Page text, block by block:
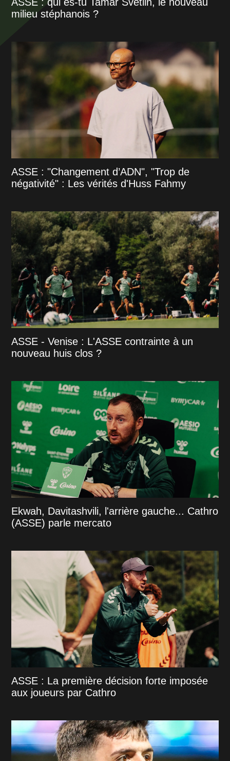
milieu stéphanois ?
ASSE : "Changement d’ADN", "Trop de
négativité" : Les vérités d'Huss Fahmy
ASSE - Venise : L'ASSE contrainte à un
nouveau huis clos ?
Ekwah, Davitashvili, l'arrière gauche... Cathro
(ASSE) parle mercato
ASSE : La première décision forte imposée
aux joueurs par Cathro